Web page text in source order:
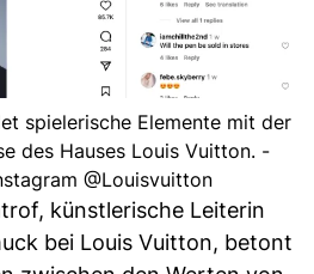
spielerische Elemente mit der
des Hauses Louis Vuitton. -
@Louisvuitton
künstlerische Leiterin
bei Louis Vuitton, betont